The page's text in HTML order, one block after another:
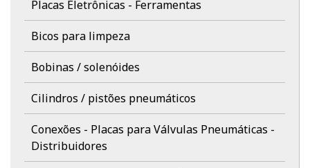
Placas Eletrônicas - Ferramentas
Bicos para limpeza
Bobinas / solenóides
Cilindros / pistões pneumáticos
Conexões - Placas para Válvulas Pneumáticas -
Distribuidores